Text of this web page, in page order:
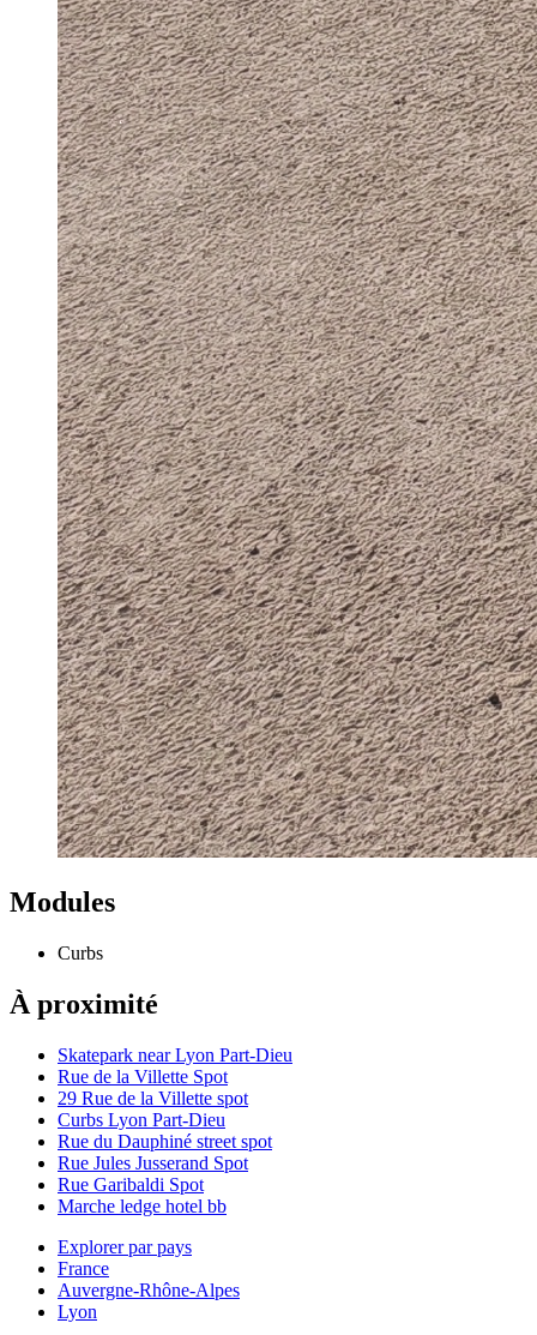
Modules
Curbs
À proximité
Skatepark near Lyon Part-Dieu
Rue de la Villette Spot
29 Rue de la Villette spot
Curbs Lyon Part-Dieu
Rue du Dauphiné street spot
Rue Jules Jusserand Spot
Rue Garibaldi Spot
Marche ledge hotel bb
Explorer par pays
France
Auvergne-Rhône-Alpes
Lyon